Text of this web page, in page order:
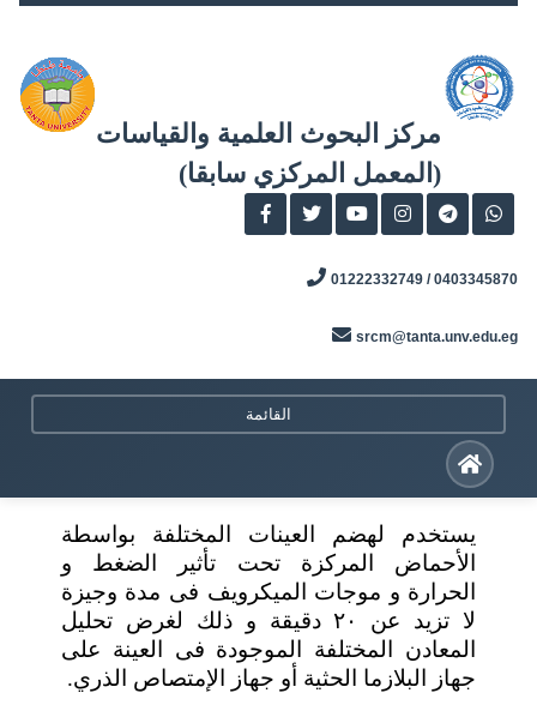
content
مركز البحوث العلمية والقياسات
(المعمل المركزي سابقا)
0403345870 / 01222332749
srcm@tanta.unv.edu.eg
القائمة
يستخدم لهضم العينات المختلفة بواسطة
الأحماض المركزة تحت تأثير الضغط و
الحرارة و موجات الميكرويف فى مدة وجيزة
لا تزيد عن ٢٠ دقيقة و ذلك لغرض تحليل
المعادن المختلفة الموجودة فى العينة على
جهاز البلازما الحثية أو جهاز الإمتصاص الذري.